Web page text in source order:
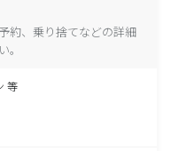
約、乗り捨てなどの詳細
等